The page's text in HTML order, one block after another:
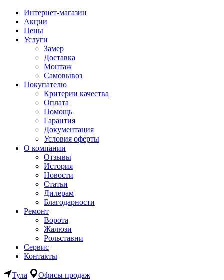
Интернет-магазин
Акции
Цены
Услуги
Замер
Доставка
Монтаж
Самовывоз
Покупателю
Критерии качества
Оплата
Помощь
Гарантия
Документация
Условия оферты
О компании
Отзывы
История
Новости
Статьи
Дилерам
Благодарности
Ремонт
Ворота
Жалюзи
Рольставни
Сервис
Контакты
Тула Офисы продаж